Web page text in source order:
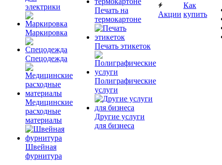
электрики
Маркировка
Спецодежда
Медицинские
расходные
материалы
Швейная
фурнитура
Печать на
термокартоне
Печать этикеток
Полиграфические
услуги
Другие услуги
для бизнеса
Акции
Как
купить